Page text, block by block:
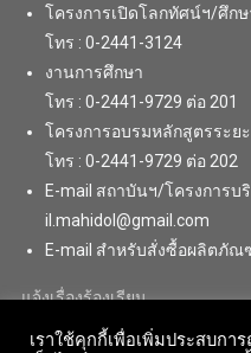
โครงการเปิดโลกทัศน์ฯ/ศึ
โทร : 0-2441-3124
งานการศึกษา
โทร : 0-2441-9729 ต่อ 201
โครงการอบรมหลักสูตรระย
โทร : 0-2441-9729 ต่อ 202
E-mail สถาบันฯ/โครงการบ
il.mahidol@gmail.com
E-mail สำหรับสั่งซื้อผลิตภัณ
แจ้งเรื่องร้องเรียน
เราใช้คุกกี้เพื่อเพิ่มประสบก